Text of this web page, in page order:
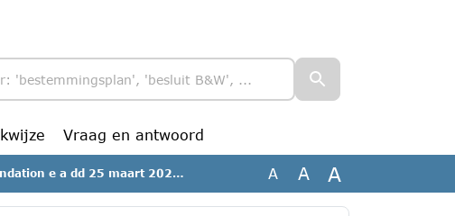
Vraag en antwoord
het optimaal benutten van publieke inkoop_geanonimiseerd A A A